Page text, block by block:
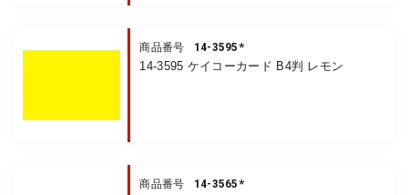
商品番号 14-3595*
14-3595 ケイコーカード B4判 レモン
商品番号 14-3565*